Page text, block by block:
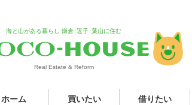
海と山がある暮らし 鎌倉･逗子･葉山に住む
Real Estate & Reform
ホーム 買いたい 借りたい